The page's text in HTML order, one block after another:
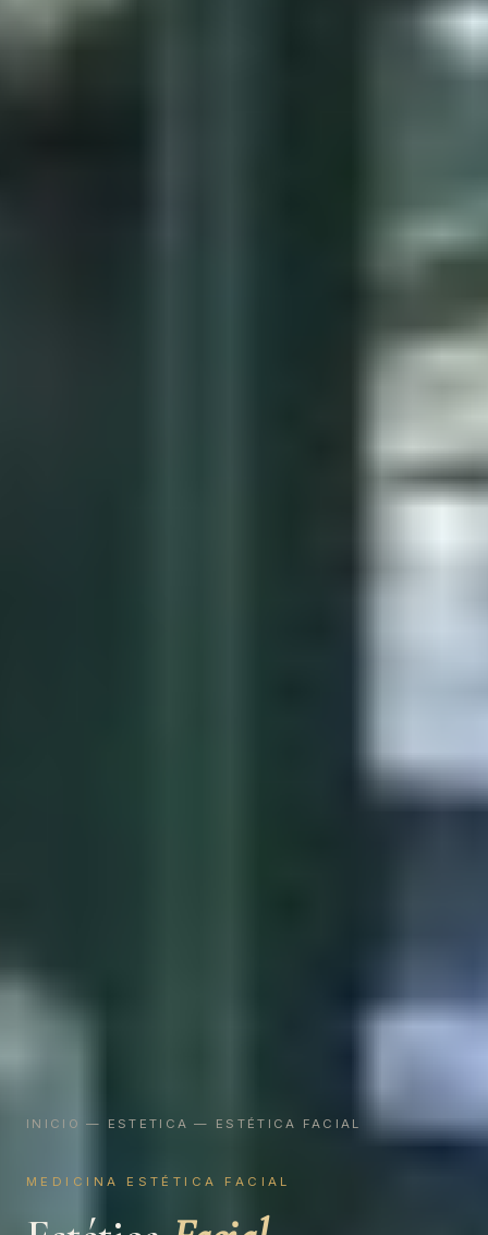
INICIO — ESTETICA — ESTÉTICA FACIAL
MEDICINA ESTÉTICA FACIAL